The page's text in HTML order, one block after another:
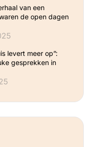
van een
de open dagen
levert meer op”:
gesprekken in